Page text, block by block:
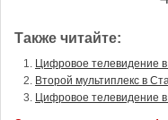
Также читайте:
Цифровое телевидение
Второй мультиплекс в
Цифровое телевидение